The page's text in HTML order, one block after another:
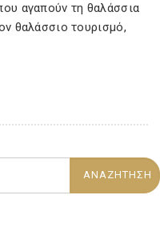
αγαπούν τη θαλάσσια
θαλάσσιο τουρισμό,